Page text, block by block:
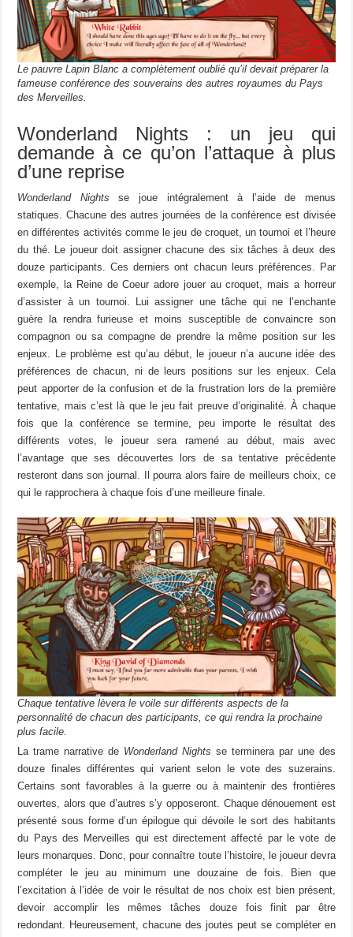
Le pauvre Lapin Blanc a complètement oublié qu’il devait préparer la
fameuse conférence des souverains des autres royaumes du Pays
des Merveilles.
Wonderland Nights : un jeu qui
demande à ce qu’on l’attaque à plus
d’une reprise
Wonderland Nights se joue intégralement à l’aide de menus
statiques. Chacune des autres journées de la conférence est divisée
en différentes activités comme le jeu de croquet, un tournoi et l’heure
du thé. Le joueur doit assigner chacune des six tâches à deux des
douze participants. Ces derniers ont chacun leurs préférences. Par
exemple, la Reine de Coeur adore jouer au croquet, mais a horreur
d’assister à un tournoi. Lui assigner une tâche qui ne l’enchante
guère la rendra furieuse et moins susceptible de convaincre son
compagnon ou sa compagne de prendre la même position sur les
enjeux. Le problème est qu’au début, le joueur n’a aucune idée des
préférences de chacun, ni de leurs positions sur les enjeux. Cela
peut apporter de la confusion et de la frustration lors de la première
tentative, mais c’est là que le jeu fait preuve d’originalité. À chaque
fois que la conférence se termine, peu importe le résultat des
différents votes, le joueur sera ramené au début, mais avec
l’avantage que ses découvertes lors de sa tentative précédente
resteront dans son journal. Il pourra alors faire de meilleurs choix, ce
qui le rapprochera à chaque fois d’une meilleure finale.
Chaque tentative lèvera le voile sur différents aspects de la
personnalité de chacun des participants, ce qui rendra la prochaine
plus facile.
La trame narrative de Wonderland Nights se terminera par une des
douze finales différentes qui varient selon le vote des suzerains.
Certains sont favorables à la guerre ou à maintenir des frontières
ouvertes, alors que d’autres s’y opposeront. Chaque dénouement est
présenté sous forme d’un épilogue qui dévoile le sort des habitants
du Pays des Merveilles qui est directement affecté par le vote de
leurs monarques. Donc, pour connaître toute l’histoire, le joueur devra
compléter le jeu au minimum une douzaine de fois. Bien que
l’excitation à l’idée de voir le résultat de nos choix est bien présent,
devoir accomplir les mêmes tâches douze fois finit par être
redondant. Heureusement, chacune des joutes peut se compléter en